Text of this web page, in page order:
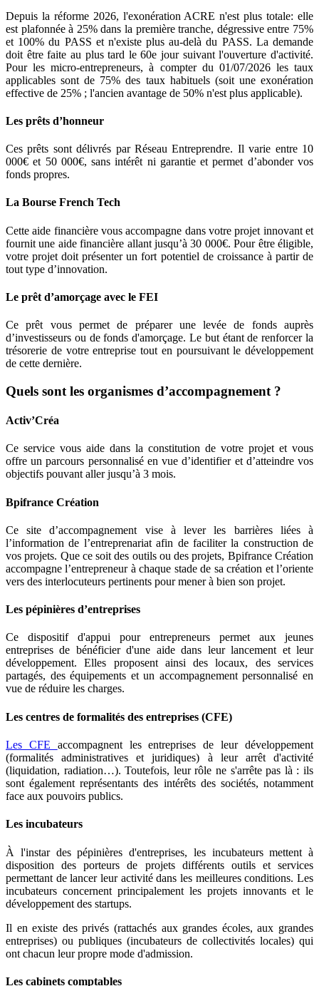
Depuis la réforme 2026, l'exonération ACRE n'est plus totale: elle
est plafonnée à 25% dans la première tranche, dégressive entre 75%
et 100% du PASS et n'existe plus au‑delà du PASS. La demande
doit être faite au plus tard le 60e jour suivant l'ouverture d'activité.
Pour les micro‑entrepreneurs, à compter du 01/07/2026 les taux
applicables sont de 75% des taux habituels (soit une exonération
effective de 25% ; l'ancien avantage de 50% n'est plus applicable).
Les prêts d’honneur
Ces prêts sont délivrés par Réseau Entreprendre. Il varie entre 10
000€ et 50 000€, sans intérêt ni garantie et permet d’abonder vos
fonds propres.
La Bourse French Tech
Cette aide financière vous accompagne dans votre projet innovant et
fournit une aide financière allant jusqu’à 30 000€. Pour être éligible,
votre projet doit présenter un fort potentiel de croissance à partir de
tout type d’innovation.
Le prêt d’amorçage avec le FEI
Ce prêt vous permet de préparer une levée de fonds auprès
d’investisseurs ou de fonds d'amorçage. Le but étant de renforcer la
trésorerie de votre entreprise tout en poursuivant le développement
de cette dernière.
Quels sont les organismes d’accompagnement ?
Activ’Créa
Ce service vous aide dans la constitution de votre projet et vous
offre un parcours personnalisé en vue d’identifier et d’atteindre vos
objectifs pouvant aller jusqu’à 3 mois.
Bpifrance Création
Ce site d’accompagnement vise à lever les barrières liées à
l’information de l’entreprenariat afin de faciliter la construction de
vos projets. Que ce soit des outils ou des projets, Bpifrance Création
accompagne l’entrepreneur à chaque stade de sa création et l’oriente
vers des interlocuteurs pertinents pour mener à bien son projet.
Les pépinières d’entreprises
Ce dispositif d'appui pour entrepreneurs permet aux jeunes
entreprises de bénéficier d'une aide dans leur lancement et leur
développement. Elles proposent ainsi des locaux, des services
partagés, des équipements et un accompagnement personnalisé en
vue de réduire les charges.
Les centres de formalités des entreprises (CFE)
Les CFE accompagnent les entreprises de leur développement
(formalités administratives et juridiques) à leur arrêt d'activité
(liquidation, radiation…). Toutefois, leur rôle ne s'arrête pas là : ils
sont également représentants des intérêts des sociétés, notamment
face aux pouvoirs publics.
Les incubateurs
À l'instar des pépinières d'entreprises, les incubateurs mettent à
disposition des porteurs de projets différents outils et services
permettant de lancer leur activité dans les meilleures conditions. Les
incubateurs concernent principalement les projets innovants et le
développement des startups.
Il en existe des privés (rattachés aux grandes écoles, aux grandes
entreprises) ou publiques (incubateurs de collectivités locales) qui
ont chacun leur propre mode d'admission.
Les cabinets comptables